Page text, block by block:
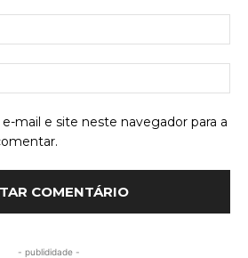
mail e site neste navegador para a
- publididade -